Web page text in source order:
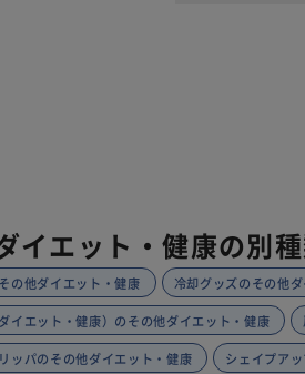
イエット・健康の別
の他ダイエット・健康 冷却グッズのその他
イエット・健康）のその他ダイエット・健康
ッパのその他ダイエット・健康 シェイプア